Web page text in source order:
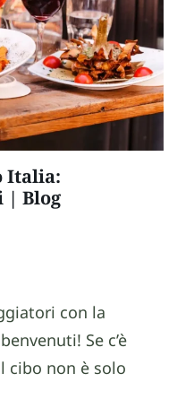
Italia:
| Blog
con la
Se c’è
cibo non è solo